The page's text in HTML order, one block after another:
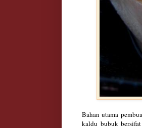
Bahan utama
kaldu bubuk